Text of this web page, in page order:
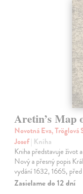
Aretin’s Map
Novotná Eva,
Josef| Kniha
Kniha představuje život
Nový a přesný popis
vydání 1632, 1665,
Zasielame do 12 dní